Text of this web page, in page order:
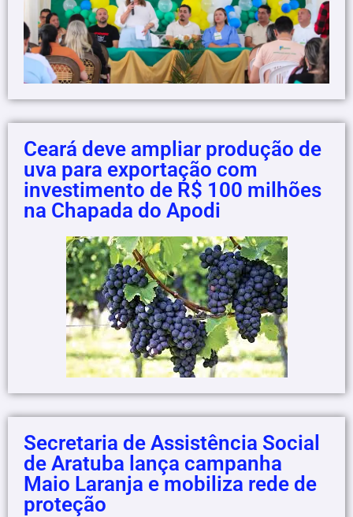
Ceará deve ampliar produção de
uva para exportação com
investimento de R$ 100 milhões
na Chapada do Apodi
Secretaria de Assistência Social
de Aratuba lança campanha
Maio Laranja e mobiliza rede de
proteção